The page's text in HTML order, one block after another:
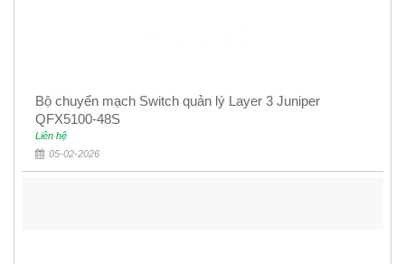
Bộ chuyển mạch Switch quản lý Layer 3 Juniper
QFX5100-48S
Liên hệ
05-02-2026